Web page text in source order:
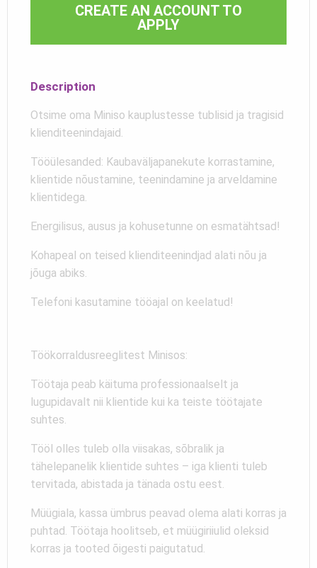
CREATE AN ACCOUNT TO
APPLY
Description
Otsime oma Miniso kauplustesse tublisid ja tragisid
klienditeenindajaid.
Tööülesanded: Kaubaväljapanekute korrastamine,
klientide nõustamine, teenindamine ja arveldamine
klientidega.
Energilisus, ausus ja kohusetunne on esmatähtsad!
Kohapeal on teised klienditeenindjad alati nõu ja
jõuga abiks.
Telefoni kasutamine tööajal on keelatud!
Töökorraldusreeglitest Minisos:
Töötaja peab käituma professionaalselt ja
lugupidavalt nii klientide kui ka teiste töötajate
suhtes.
Tööl olles tuleb olla viisakas, sõbralik ja
tähelepanelik klientide suhtes – iga klienti tuleb
tervitada, abistada ja tänada ostu eest.
Müügiala, kassa ümbrus peavad olema alati korras ja
puhtad. Töötaja hoolitseb, et müügiriiulid oleksid
korras ja tooted õigesti paigutatud.